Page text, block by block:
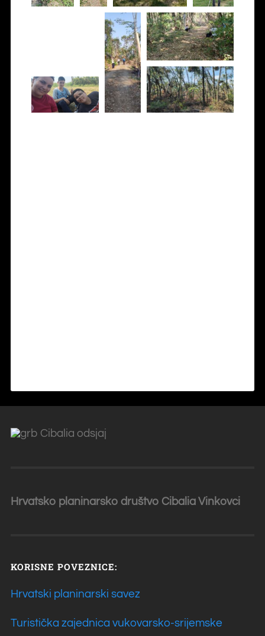
Hrvatsko planinarsko društvo Cibalia Vinkovci
KORISNE POVEZNICE:
Hrvatski planinarski savez
Turistička zajednica vukovarsko-srijemske